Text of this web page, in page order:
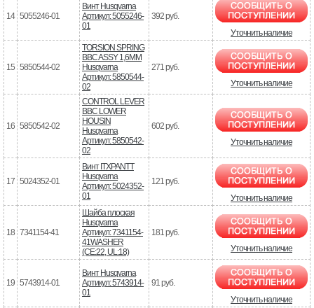
14 5055246-01
Винт Husqvarna
Артикул: 5055246-
01
392 руб.
Уточнить наличие
15 5850544-02
TORSION SPRING
BBC ASSY 1,6MM
Husqvarna
Артикул: 5850544-
02
271 руб.
Уточнить наличие
16 5850542-02
CONTROL LEVER
BBC LOWER
HOUSIN
Husqvarna
Артикул: 5850542-
02
602 руб.
Уточнить наличие
17 5024352-01
Винт ITXPANTT
Husqvarna
Артикул: 5024352-
01
121 руб.
Уточнить наличие
18 7341154-41
Шайба плоская
Husqvarna
Артикул: 7341154-
41WASHER
(CE:22, UL:18)
181 руб.
Уточнить наличие
19 5743914-01
Винт Husqvarna
Артикул: 5743914-
01
91 руб.
Уточнить наличие